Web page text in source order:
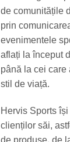
de comunitățile
prin
evenimentele
aflați la început
până la cei care
stil de viață.
Hervis Sports
clienților săi,
de produse, de